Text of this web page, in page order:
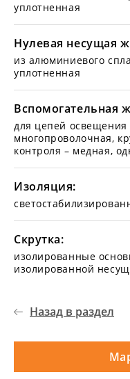
уплотненная
Нулевая несущая
из алюминиевого
уплотненная
Вспомогательная
для цепей
многопроволочная,
контроля – медная,
Изоляция:
Скрутка:
изолированные
изолированной
Назад в раздел